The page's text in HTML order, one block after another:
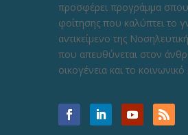
προσφέρει προγράμμα
φοίτησης που καλύπτει το
αντικείμενο της
που απευθύνεται στον
οικογένεια και το